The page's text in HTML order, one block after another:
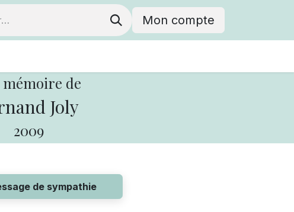
Mon compte
mémoire de
Joly
2009
de sympathie